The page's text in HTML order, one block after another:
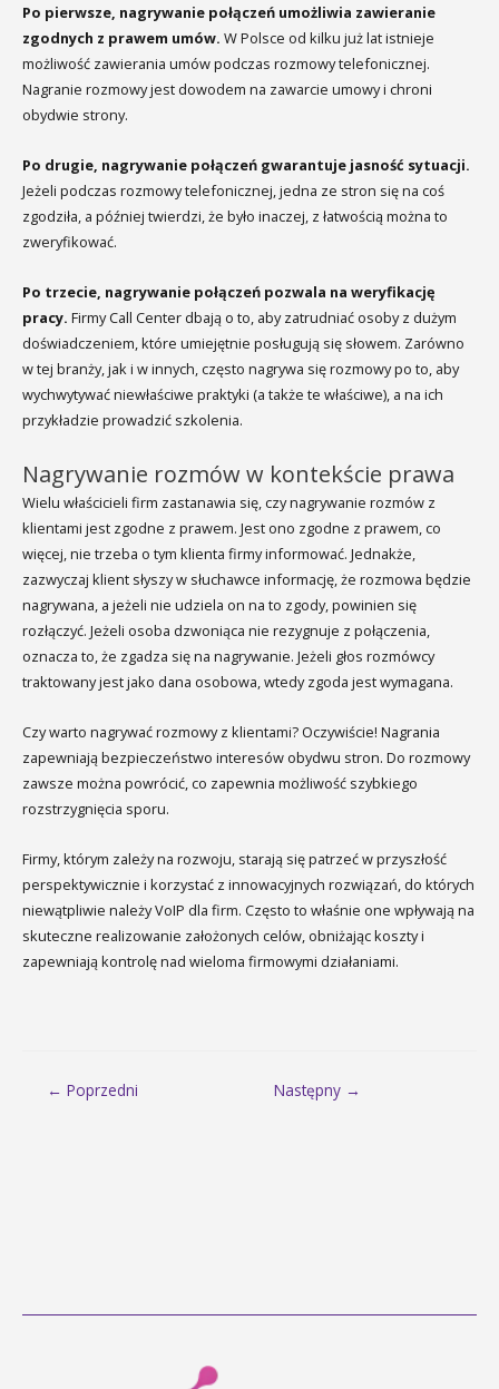
Po pierwsze, nagrywanie połączeń umożliwia zawieranie
zgodnych z prawem umów. W Polsce od kilku już lat istnieje
możliwość zawierania umów podczas rozmowy telefonicznej.
Nagranie rozmowy jest dowodem na zawarcie umowy i chroni
obydwie strony.
Po drugie, nagrywanie połączeń gwarantuje jasność sytuacji.
Jeżeli podczas rozmowy telefonicznej, jedna ze stron się na coś
zgodziła, a później twierdzi, że było inaczej, z łatwością można to
zweryfikować.
Po trzecie, nagrywanie połączeń pozwala na weryfikację
pracy. Firmy Call Center dbają o to, aby zatrudniać osoby z dużym
doświadczeniem, które umiejętnie posługują się słowem. Zarówno
w tej branży, jak i w innych, często nagrywa się rozmowy po to, aby
wychwytywać niewłaściwe praktyki (a także te właściwe), a na ich
przykładzie prowadzić szkolenia.
Nagrywanie rozmów w kontekście prawa
Wielu właścicieli firm zastanawia się, czy nagrywanie rozmów z
klientami jest zgodne z prawem. Jest ono zgodne z prawem, co
więcej, nie trzeba o tym klienta firmy informować. Jednakże,
zazwyczaj klient słyszy w słuchawce informację, że rozmowa będzie
nagrywana, a jeżeli nie udziela on na to zgody, powinien się
rozłączyć. Jeżeli osoba dzwoniąca nie rezygnuje z połączenia,
oznacza to, że zgadza się na nagrywanie. Jeżeli głos rozmówcy
traktowany jest jako dana osobowa, wtedy zgoda jest wymagana.
Czy warto nagrywać rozmowy z klientami? Oczywiście! Nagrania
zapewniają bezpieczeństwo interesów obydwu stron. Do rozmowy
zawsze można powrócić, co zapewnia możliwość szybkiego
rozstrzygnięcia sporu.
Firmy, którym zależy na rozwoju, starają się patrzeć w przyszłość
perspektywicznie i korzystać z innowacyjnych rozwiązań, do których
niewątpliwie należy VoIP dla firm. Często to właśnie one wpływają na
skuteczne realizowanie założonych celów, obniżając koszty i
zapewniają kontrolę nad wieloma firmowymi działaniami.
Nawigacja
← Poprzedni Następny →